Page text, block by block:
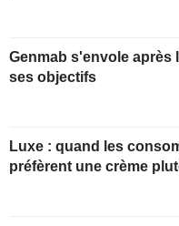
Genmab s'envole après
ses objectifs
Luxe : quand les
préfèrent une crème